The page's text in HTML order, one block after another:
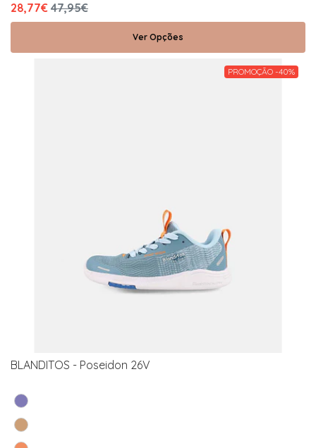
28,77€ 47,95€
Ver Opções
PROMOÇÃO -40%
BLANDITOS - Poseidon 26V